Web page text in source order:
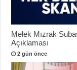
Melek Mızrak
Açıklaması
2 gün önce